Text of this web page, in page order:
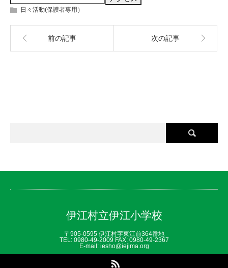
日々活動(保護者専用）
前の記事 次の記事
伊江村立伊江小学校
〒905-0595 伊江村字東江前364番地
TEL: 0980‐49‐2009 FAX: 0980‐49‐2367
E-mail: iesho@iejima.org